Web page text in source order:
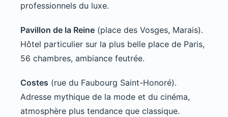
professionnels du luxe.
Pavillon de la Reine (place des Vosges, Marais).
Hôtel particulier sur la plus belle place de Paris,
56 chambres, ambiance feutrée.
Costes (rue du Faubourg Saint-Honoré).
Adresse mythique de la mode et du cinéma,
atmosphère plus tendance que classique.